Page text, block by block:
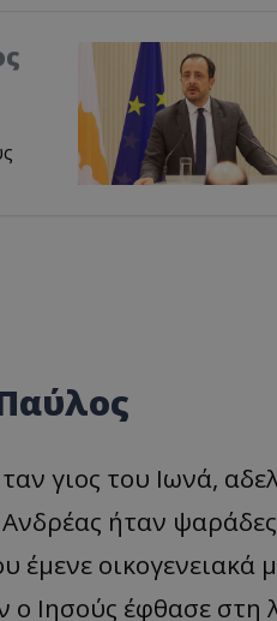
γιος του Ιωνά,
ήταν
οικογενειακά
Ιησούς έφθασε στη